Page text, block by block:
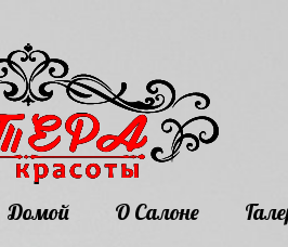
Домой О Салоне